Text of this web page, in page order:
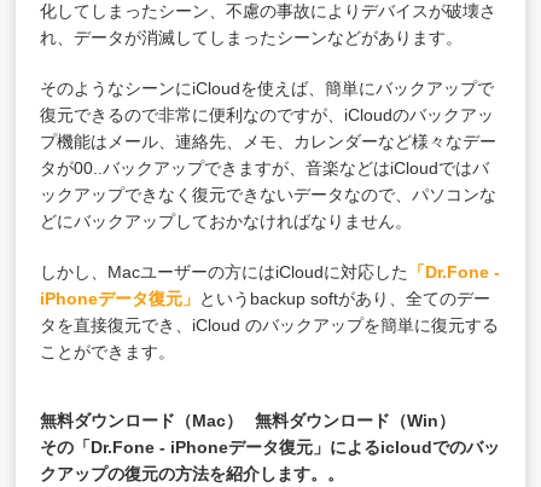
化してしまったシーン、不慮の事故によりデバイスが破壊さ
れ、データが消滅してしまったシーンなどがあります。
そのようなシーンにiCloudを使えば、簡単にバックアップで
復元できるので非常に便利なのですが、iCloudのバックアッ
プ機能はメール、連絡先、メモ、カレンダーなど様々なデー
タが00..バックアップできますが、音楽などはiCloudではバ
ックアップできなく復元できないデータなので、パソコンな
どにバックアップしておかなければなりません。
しかし、Macユーザーの方にはiCloudに対応した
「Dr.Fone -
iPhoneデータ復元」 というbackup softがあり、全てのデー
タを直接復元でき、iCloud のバックアップを簡単に復元する
ことができます。
無料ダウンロード（Mac）
無料ダウンロード（Win）
その「Dr.Fone - iPhoneデータ復元」によるicloudでのバッ
クアップの復元の方法を紹介します。。